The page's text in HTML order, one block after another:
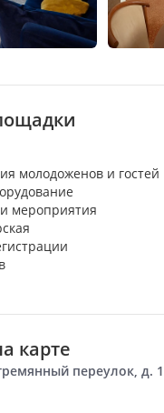
молодоженов и гостей
мероприятия
карте
переулок, д.